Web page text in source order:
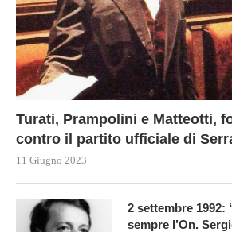
Turati, Prampolini e Matteotti,
contro il partito ufficiale di
11 Giugno 2023
2 settembre 1992:
sempre l’On.